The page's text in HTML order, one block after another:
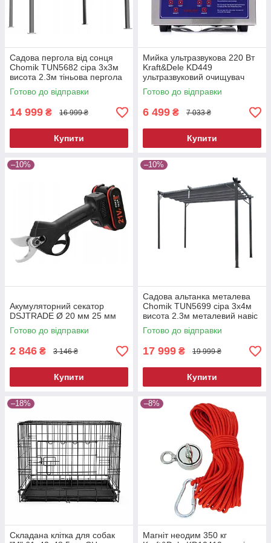
Садова пергола від сонця
Chomik TUN5682 сіра 3х3м
висота 2.3м тіньова пергола
для двору
Готово до відправки
14 999 ₴ 16 999 ₴
Купити
Мийка ультразвукова 220 Вт
Kraft&Dele KD449
ультразвуковий очищувач
Готово до відправки
6 499 ₴ 7 033 ₴
Купити
–10%
Акумуляторний секатор
DSJTRADE Ø 20 мм 25 мм
Готово до відправки
2 846 ₴ 3 146 ₴
Купити
–10%
Садова альтанка металева
Chomik TUN5699 сіра 3х4м
висота 2.3м металевий навіс
від сонця
Готово до відправки
17 999 ₴ 19 999 ₴
Купити
–18%
Складана клітка для собак
–8%
Магніт неодим 350 кг